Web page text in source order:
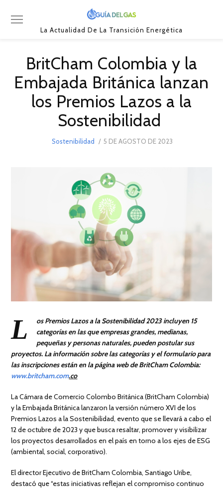
La Actualidad De La Transición Energética
BritCham Colombia y la
Embajada Británica lanzan
los Premios Lazos a la
Sostenibilidad
Sostenibilidad
POSTED
5 DE AGOSTO DE 2023
L
os Premios Lazos a la Sostenibilidad 2023 incluyen 15
categorías en las que empresas grandes, medianas,
pequeñas y personas naturales, pueden postular sus
proyectos. La información sobre las categorías y el formulario para
las inscripciones están en la página web de BritCham Colombia:
www.britcham.com.co
La Cámara de Comercio Colombo Británica (BritCham Colombia)
y la Embajada Británica lanzaron la versión número XVI de los
Premios Lazos a la Sostenibilidad, evento que se llevará a cabo el
12 de octubre de 2023 y que busca resaltar, promover y visibilizar
los proyectos desarrollados en el país en torno a los ejes de ESG
(ambiental, social, corporativo).
El director Ejecutivo de BritCham Colombia, Santiago Uribe,
destacó que “estas iniciativas reflejan el compromiso continuo